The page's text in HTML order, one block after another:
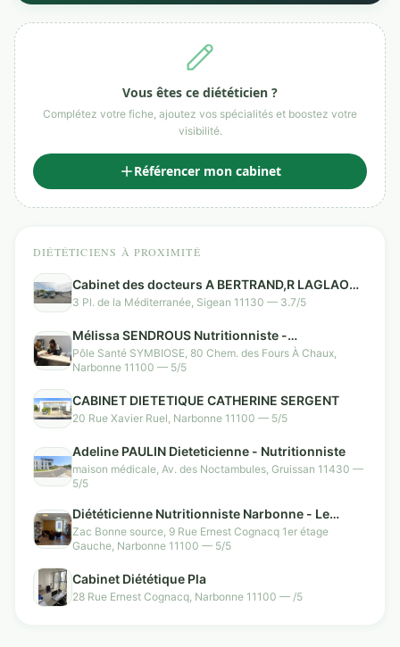
Vous êtes ce diététicien ?
Complétez votre fiche, ajoutez vos spécialités et boostez votre
visibilité.
Référencer mon cabinet
DIÉTÉTICIENS À PROXIMITÉ
Cabinet des docteurs A BERTRAND,R LAGLAOUI
Cardiologues et A IOSUP Endocrinologue
3 Pl. de la Méditerranée, Sigean 11130 — 3.7/5
Mélissa SENDROUS Nutritionniste -
Diététicienne
Pôle Santé SYMBIOSE, 80 Chem. des Fours À Chaux,
Narbonne 11100 — 5/5
CABINET DIETETIQUE CATHERINE SERGENT
20 Rue Xavier Ruel, Narbonne 11100 — 5/5
Adeline PAULIN Dieteticienne - Nutritionniste
maison médicale, Av. des Noctambules, Gruissan 11430 —
5/5
Diététicienne Nutritionniste Narbonne - Le
Comptoir Diététique
Zac Bonne source, 9 Rue Ernest Cognacq 1er étage
Gauche, Narbonne 11100 — 5/5
Cabinet Diététique Pla
28 Rue Ernest Cognacq, Narbonne 11100 — /5